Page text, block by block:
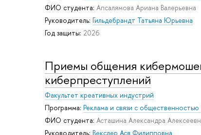
ФИО студента: Апсалямова Ариана Валерьевна
Руководитель: Гильдебрандт Татьяна Юрьевна
Год защиты: 2026
Приемы общения
киберпреступлений
Факультет креативных индустрий
Программа: Реклама и связи с общественностью
ФИО студента: Асташина Александра
Руководитель: Векслер Ася Филипповна